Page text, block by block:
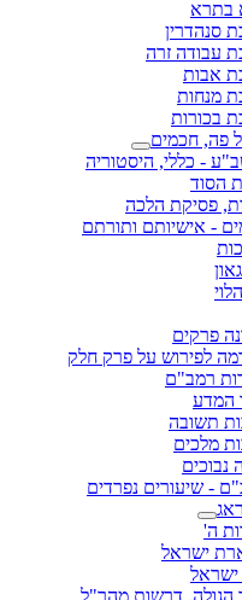
בתרא
סנהדרין
עבודה זרה
אבות
מנחות
בכורות
פה, חכמים
- כללי, היסטוריה
הסוד
פסיקת הלכה
- אישיותם ותורתם
פרקים
לפירוש על פרק חלק
רמב"ם
המדע
תשובה
מלכים
נבוכים
- שיעורים נפרדים
ה'
ישראל
ישראל